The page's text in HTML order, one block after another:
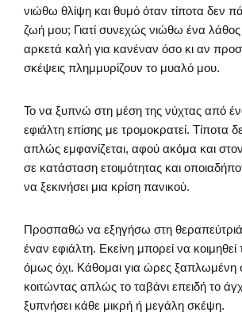
νιώθω θλίψη και θυμό όταν τίποτα δεν
ζωή μου; Γιατί συνεχώς νιώθω ένα λάθος
αρκετά καλή για κανέναν όσο κι αν
σκέψεις πλημμυρίζουν το μυαλό μου.
Το να ξυπνώ στη μέση της νύχτας από
εφιάλτη επίσης με τρομοκρατεί. Τίποτα
απλώς εμφανίζεται, αφού ακόμα και
σε κατάσταση ετοιμότητας και
να ξεκινήσει μια κρίση πανικού.
Προσπαθώ να εξηγήσω στη θεραπεύτριά
έναν εφιάλτη. Εκείνη μπορεί να
όμως όχι. Κάθομαι για ώρες ξαπλωμένη
κοιτώντας απλώς το ταβάνι επειδή το
ξυπνήσει κάθε μικρή ή μεγάλη σκέψη.